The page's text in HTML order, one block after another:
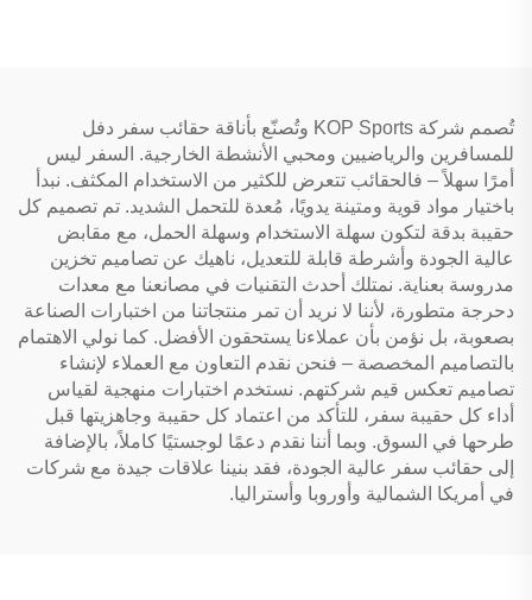
تُصمم شركة KOP Sports وتُصنّع بأناقة حقائب سفر دفل
للمسافرين والرياضيين ومحبي الأنشطة الخارجية. السفر ليس
أمرًا سهلاً – فالحقائب تتعرض للكثير من الاستخدام المكثف. نبدأ
باختيار مواد قوية ومتينة يدويًا، مُعدة للتحمل الشديد. تم تصميم كل
حقيبة بدقة لتكون سهلة الاستخدام وسهلة الحمل، مع مقابض
عالية الجودة وأشرطة قابلة للتعديل، ناهيك عن تصاميم تخزين
مدروسة بعناية. نمتلك أحدث التقنيات في مصانعنا مع معدات
دحرجة متطورة، لأننا لا نريد أن تمر منتجاتنا من اختبارات الصناعة
بصعوبة، بل نؤمن بأن عملاءنا يستحقون الأفضل. كما نولي الاهتمام
بالتصاميم المخصصة – فنحن نقدم التعاون مع العملاء لإنشاء
تصاميم تعكس قيم شركتهم. نستخدم اختبارات منهجية لقياس
أداء كل حقيبة سفر، للتأكد من اعتماد كل حقيبة وجاهزيتها قبل
طرحها في السوق. وبما أننا نقدم دعمًا لوجستيًا كاملاً، بالإضافة
إلى حقائب سفر عالية الجودة، فقد بنينا علاقات جيدة مع شركات
في أمريكا الشمالية وأوروبا وأستراليا.